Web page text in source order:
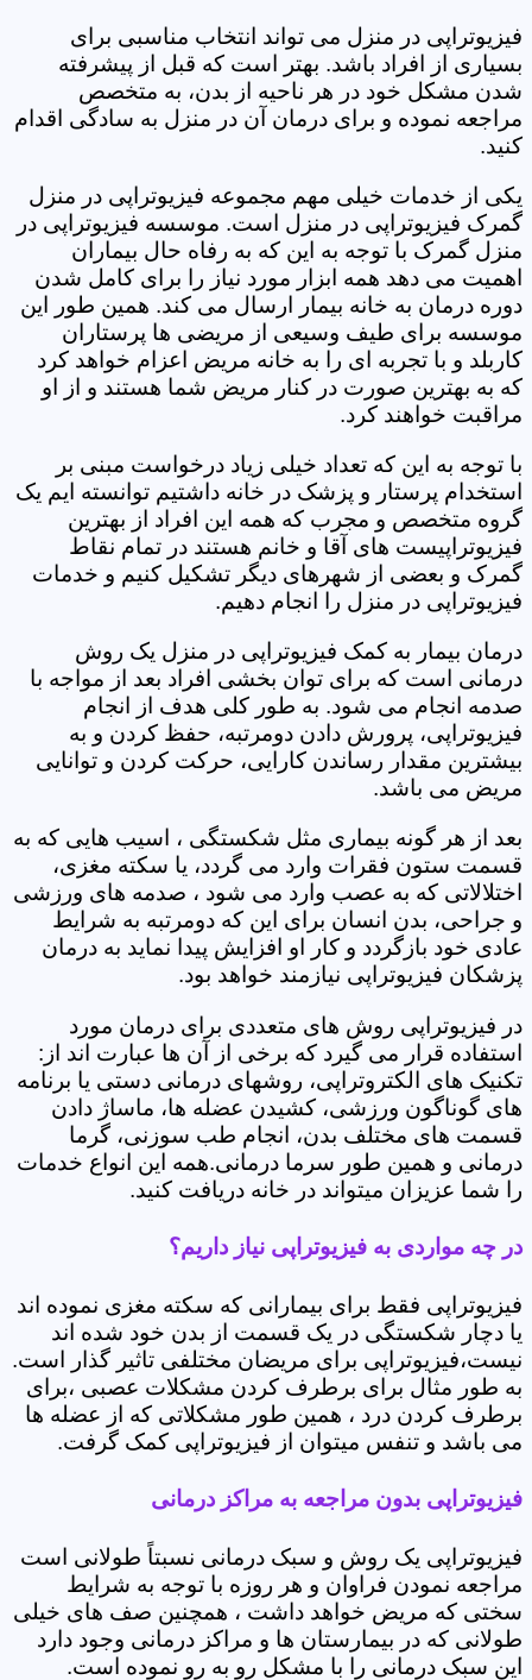
فیزیوتراپی در منزل می تواند انتخاب مناسبی برای
بسیاری از افراد باشد. بهتر است که قبل از پیشرفته
شدن مشکل خود در هر ناحیه از بدن، به متخصص
مراجعه نموده و برای درمان آن در منزل به سادگی اقدام
کنید.
یکی از خدمات خیلی مهم مجموعه فیزیوتراپی در منزل
گمرک فیزیوتراپی در منزل است. موسسه فیزیوتراپی در
منزل گمرک با توجه به این که به رفاه حال بیماران
اهمیت می دهد همه ابزار مورد نیاز را برای کامل شدن
دوره درمان به خانه بیمار ارسال می کند. همین طور این
موسسه برای طیف وسیعی از مریضی ها پرستاران
کاربلد و با تجربه ای را به خانه مریض اعزام خواهد کرد
که به بهترین صورت در کنار مریض شما هستند و از او
مراقبت خواهند کرد.
با توجه به این که تعداد خیلی زیاد درخواست مبنی بر
استخدام پرستار و پزشک در خانه داشتیم توانسته ایم یک
گروه متخصص و مجرب که همه این افراد از بهترین
فیزیوتراپیست های آقا و خانم هستند در تمام نقاط
گمرک و بعضی از شهرهای دیگر تشکیل کنیم و خدمات
فیزیوتراپی در منزل را انجام دهیم.
درمان بیمار به کمک فیزیوتراپی در منزل یک روش
درمانی است که برای توان بخشی افراد بعد از مواجه با
صدمه انجام می شود. به طور کلی هدف از انجام
فیزیوتراپی، پرورش دادن دومرتبه، حفظ کردن و به
بیشترین مقدار رساندن کارایی، حرکت کردن و توانایی
مریض می باشد.
بعد از هر گونه بیماری مثل شکستگی ، اسیب هایی که به
قسمت ستون فقرات وارد می گردد، یا سکته مغزی،
اختلالاتی که به عصب وارد می شود ، صدمه های ورزشی
و جراحی، بدن انسان برای این که دومرتبه به شرایط
عادی خود بازگردد و کار او افزایش پیدا نماید به درمان
پزشکان فیزیوتراپی نیازمند خواهد بود.
در فیزیوتراپی روش های متعددی برای درمان مورد
استفاده قرار می گیرد که برخی از آن ها عبارت اند از:
تکنیک های الکتروتراپی، روشهای درمانی دستی یا برنامه
های گوناگون ورزشی، کشیدن عضله ها، ماساژ دادن
قسمت های مختلف بدن، انجام طب سوزنی، گرما
درمانی و همین طور سرما درمانی.همه این انواع خدمات
را شما عزیزان میتواند در خانه دریافت کنید.
در چه مواردی به فیزیوتراپی نیاز داریم؟
فیزیوتراپی فقط برای بیمارانی که سکته مغزی نموده اند
یا دچار شکستگی در یک قسمت از بدن خود شده اند
نیست،فیزیوتراپی برای مریضان مختلفی تاثیر گذار است.
به طور مثال برای برطرف کردن مشکلات عصبی ،برای
برطرف کردن درد ، همین طور مشکلاتی که از عضله ها
می باشد و تنفس میتوان از فیزیوتراپی کمک گرفت.
فیزیوتراپی بدون مراجعه به مراکز درمانی
فیزیوتراپی یک روش و سبک درمانی نسبتاً طولانی است
مراجعه نمودن فراوان و هر روزه با توجه به شرایط
سختی که مریض خواهد داشت ، همچنین صف های خیلی
طولانی که در بیمارستان ها و مراکز درمانی وجود دارد
این سبک درمانی را با مشکل رو به رو نموده است.